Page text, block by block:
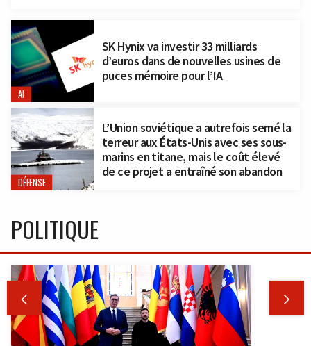
AI
SK Hynix va investir 33 milliards
d’euros dans de nouvelles usines de
puces mémoire pour l’IA
DÉFENSE
L’Union soviétique a autrefois semé la
terreur aux États-Unis avec ses sous-
marins en titane, mais le coût élevé
de ce projet a entraîné son abandon
POLITIQUE
 